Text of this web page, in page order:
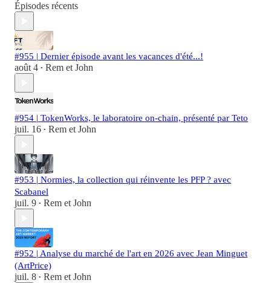
Épisodes récents
#955 | Dernier épisode avant les vacances d'été...!
août 4 • Rem et John
#954 | TokenWorks, le laboratoire on-chain, présenté par Teto
juil. 16 • Rem et John
#953 | Normies, la collection qui réinvente les PFP ? avec
Scabanel
juil. 9 • Rem et John
#952 | Analyse du marché de l'art en 2026 avec Jean Minguet
(ArtPrice)
juil. 8 • Rem et John